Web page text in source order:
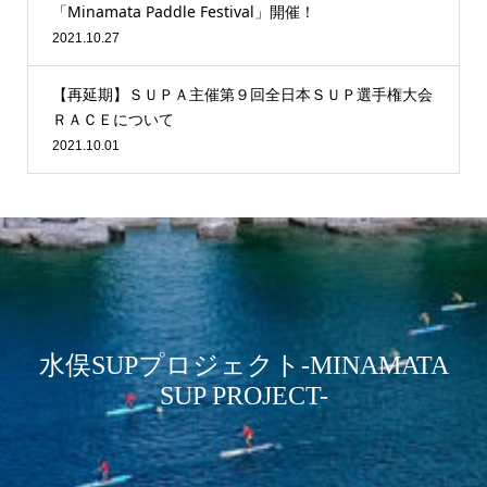
「Minamata Paddle Festival」開催！
2021.10.27
【再延期】ＳＵＰＡ主催第９回全日本ＳＵＰ選手権大会
ＲＡＣＥについて
2021.10.01
水俣SUPプロジェクト-MINAMATA
SUP PROJECT-